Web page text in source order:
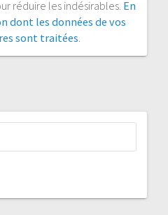
réduire les indésirables. En
dont les données de vos
sont traitées